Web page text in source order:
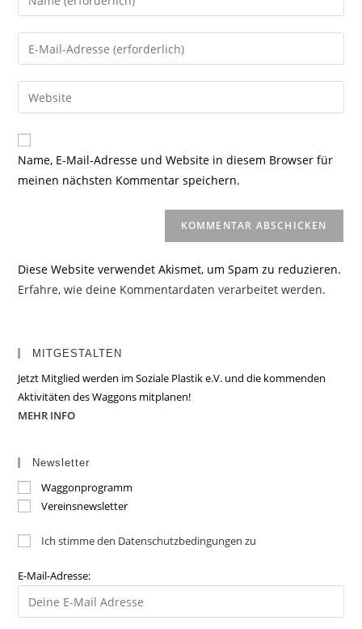
deinen
Namen
oder
zum
Kommentieren
ein
Gib
deine
E-
Mail-
zum
Kommentieren
ein
Gib
deine
Website-
URL
Name, E-Mail-Adresse und Website in diesem Browser für
meinen nächsten Kommentar speichern.
Diese Website verwendet Akismet, um Spam zu reduzieren.
Erfahre, wie deine Kommentardaten verarbeitet werden.
MITGESTALTEN
Jetzt Mitglied werden im Soziale Plastik e.V. und die kommenden
Aktivitäten des Waggons mitplanen!
MEHR INFO
Newsletter
Waggonprogramm
Vereinsnewsletter
Ich stimme den Datenschutzbedingungen zu
E-Mail-Adresse: